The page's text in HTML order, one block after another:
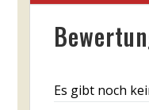
Es gibt noch